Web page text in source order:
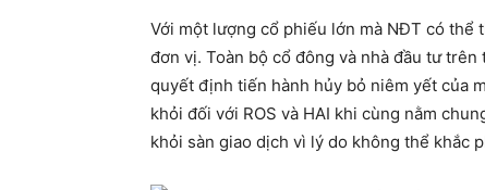
Với một lượng cổ phiếu lớn mà NĐT có thể
đơn vị. Toàn bộ cổ đông và nhà đầu tư
quyết định tiến hành hủy bỏ niêm yết của
khỏi đối với ROS và HAI khi cùng nằm
khỏi sàn giao dịch vì lý do không thể khắc